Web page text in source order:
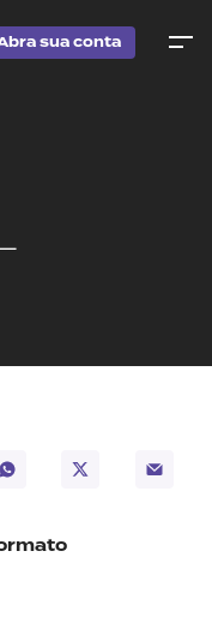
sua conta